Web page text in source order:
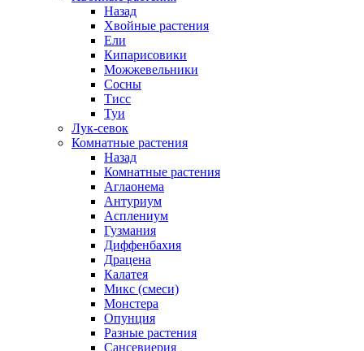
Назад
Хвойные растения
Ели
Кипарисовики
Можжевельники
Сосны
Тисс
Туи
Лук-севок
Комнатные растения
Назад
Комнатные растения
Аглаонема
Антуриум
Асплениум
Гузмания
Диффенбахия
Драцена
Калатея
Микс (смеси)
Монстера
Опунция
Разные растения
Сансевиерия